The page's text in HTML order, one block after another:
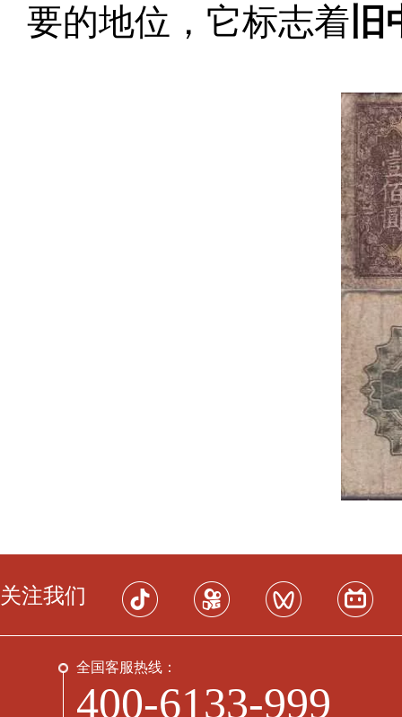
要的地位，它标志着
关注我们
全国客服热线：
400-6133-999